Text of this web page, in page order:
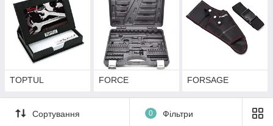
TOPTUL FORCE FORSAGE
Сортування 0 Фільтри